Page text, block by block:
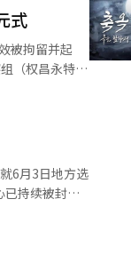
▲反对日本福
评声音，呼
冷漠的社区
知“边境开
间破灭。最
人，他们也因
多方讨论。多
使用了“威
作为向西班
与摩洛哥之间
取措施阻止移
与编辑。
式
被拘留并起
调查中表示，
因此适用职
6月3日地方选
持续被封锁